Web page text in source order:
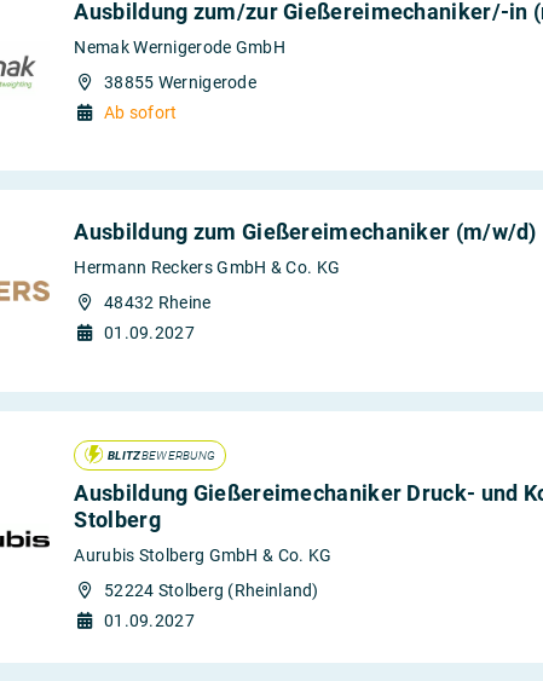
Ausbildung zum/zur Gießereimechaniker/-in
Nemak Wernigerode GmbH
38855 Wernigerode
Ab sofort
Ausbildung zum Gießereimechaniker (m/w/d)
Hermann Reckers GmbH & Co. KG
48432 Rheine
01.09.2027
BLITZBEWERBUNG
Ausbildung Gießereimechaniker Druck- und
Stolberg
Aurubis Stolberg GmbH & Co. KG
52224 Stolberg (Rheinland)
01.09.2027